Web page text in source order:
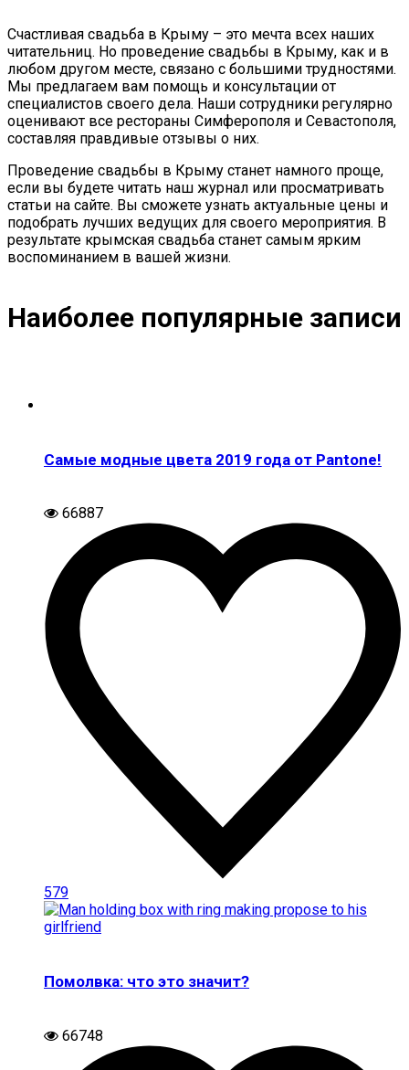
Счастливая свадьба в Крыму – это мечта всех наших
читательниц. Но проведение свадьбы в Крыму, как и в
любом другом месте, связано с большими трудностями.
Мы предлагаем вам помощь и консультации от
специалистов своего дела. Наши сотрудники регулярно
оценивают все рестораны Симферополя и Севастополя,
составляя правдивые отзывы о них.
Проведение свадьбы в Крыму станет намного проще,
если вы будете читать наш журнал или просматривать
статьи на сайте. Вы сможете узнать актуальные цены и
подобрать лучших ведущих для своего мероприятия. В
результате крымская свадьба станет самым ярким
воспоминанием в вашей жизни.
Наиболее популярные записи
Самые модные цвета 2019 года от Pantone!
66887
579
Помолвка: что это значит?
66748